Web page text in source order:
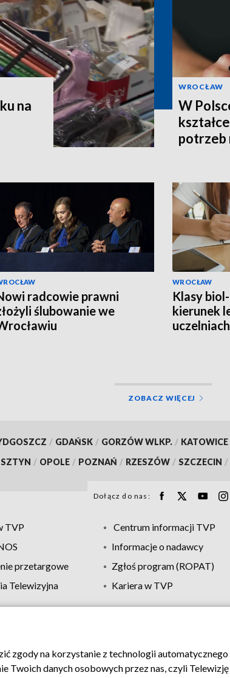
na
WROCŁAW
W
potrzeb
radcowie prawni
ślubowanie we
WROCŁAW
Klasy
kierunek
ZOBACZ WIĘCEJ
/ GDAŃSK / GORZÓW WLKP. / KATOWICE
/ OPOLE / POZNAŃ / RZESZÓW / SZCZECIN /
Dołącz do nas:
TVP Centrum informacji TVP
Informacje o nadawcy
przetargowe Zgłoś program (ROPAT)
Telewizyjna Kariera w TVP
Polityka prywatności Moje zgody
zgody na korzystanie z technologii
danych osobowych przez nas, czyli